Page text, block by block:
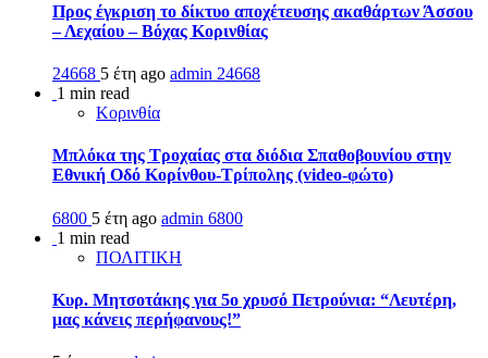
Προς έγκριση το δίκτυο αποχέτευσης ακαθάρτων Άσσου
– Λεχαίου – Βόχας Κορινθίας
24668 5 έτη ago admin 24668
1 min read
Κορινθία
Μπλόκα της Τροχαίας στα διόδια Σπαθοβουνίου στην
Εθνική Οδό Κορίνθου-Τρίπολης (video-φώτο)
6800 5 έτη ago admin 6800
1 min read
ΠΟΛΙΤΙΚΗ
Κυρ. Μητσοτάκης για 5ο χρυσό Πετρούνια: “Λευτέρη,
μας κάνεις περήφανους!”